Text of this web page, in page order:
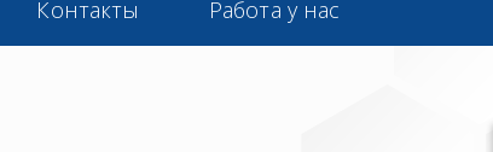
Контакты Работа у нас